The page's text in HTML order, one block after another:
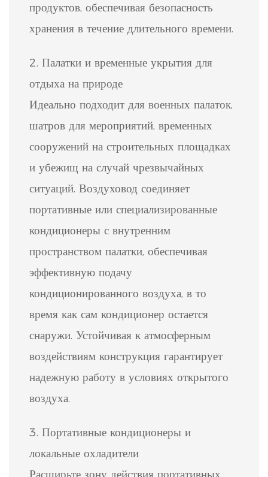
продуктов, обеспечивая безопасность
хранения в течение длительного времени.
2. Палатки и временные укрытия для
отдыха на природе
Идеально подходит для военных палаток,
шатров для мероприятий, временных
сооружений на строительных площадках
и убежищ на случай чрезвычайных
ситуаций. Воздуховод соединяет
портативные или специализированные
кондиционеры с внутренним
пространством палатки, обеспечивая
эффективную подачу
кондиционированного воздуха, в то
время как сам кондиционер остается
снаружи. Устойчивая к атмосферным
воздействиям конструкция гарантирует
надежную работу в условиях открытого
воздуха.
3. Портативные кондиционеры и
локальные охладители